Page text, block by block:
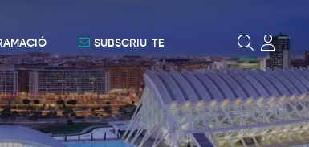
Cerca
SUBSCRIU-TE